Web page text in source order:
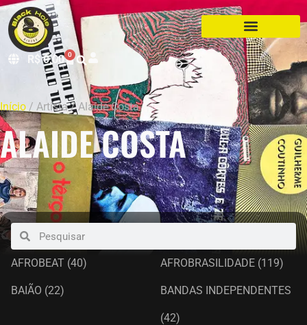
R$0,00 0
Início / Artista / Alaide Costa
ALAIDE COSTA
AFROBEAT (40) AFROBRASILIDADE (119)
BAIÃO (22) BANDAS INDEPENDENTES
(42)